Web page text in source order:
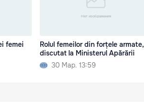
femei
Rolul femeilor din forțele armate,
discutat la Ministerul Apărării
30 Мар. 13:59